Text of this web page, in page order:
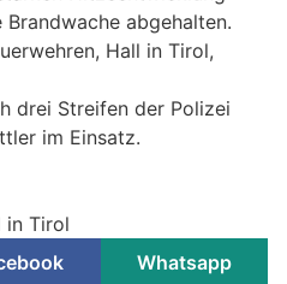
abgehalten.
Hall in Tirol,
drei Streifen der Polizei
im Einsatz.
in Tirol
Whatsapp